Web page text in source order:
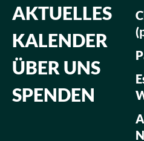
AKTUELLES
KALENDER
ÜBER UNS
SPENDEN